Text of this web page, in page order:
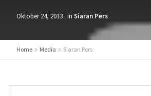
Oktober 24, 2013 in Siaran Pers
Home Media Siaran Pers